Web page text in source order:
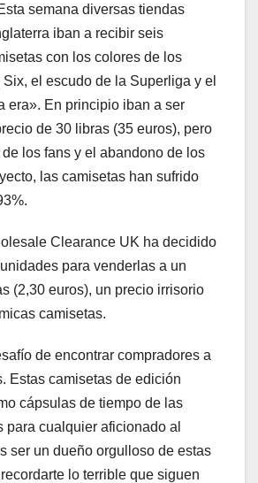
semana diversas tiendas
iban a recibir seis
con los colores de los
el escudo de la Superliga y el
era». En principio iban a ser
de 30 libras (35 euros), pero
los fans y el abandono de los
las camisetas han sufrido
Clearance UK ha decidido
para venderlas a un
(2,30 euros), un precio irrisorio
camisetas.
de encontrar compradores a
Estas camisetas de edición
cápsulas de tiempo de las
para cualquier aficionado al
ser un dueño orgulloso de estas
lo terrible que siguen